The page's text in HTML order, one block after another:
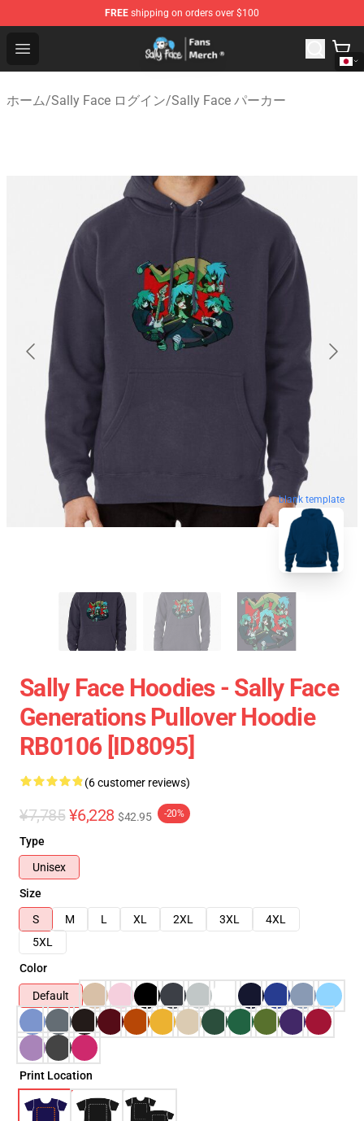
FREE shipping on orders over $100
Open menu
Sally Face Store - Official Sally Face Merchandise Shop
ホーム/Sally Face ログイン/Sally Face パーカー
blank template
Sally Face Hoodies - Sally Face
Generations Pullover Hoodie
RB0106 [ID8095]
(6 customer reviews)
¥7,785 ¥6,228 $42.95 -20%
Type
Unisex
Size
S
M L XL 2XL 3XL
4XL
5XL
Color
Default
Print Location